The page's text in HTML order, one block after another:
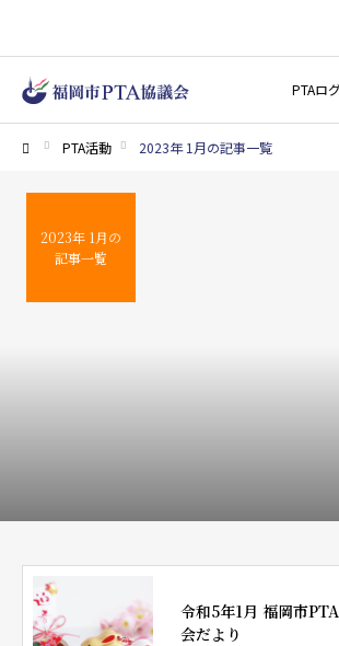
PTAロ
PTA活動 2023年 1月の記事一覧
2023年 1月の
記事一覧
令和5年1月 福岡市
会だより